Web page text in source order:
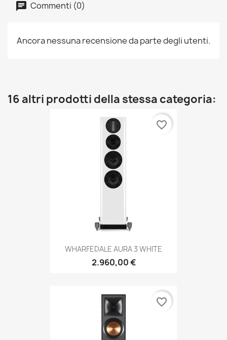
Commenti (0)
Ancora nessuna recensione da parte degli utenti.
16 altri prodotti della stessa categoria:
WHARFEDALE AURA 3 WHITE
2.960,00 €
favorite_border
favorite_border